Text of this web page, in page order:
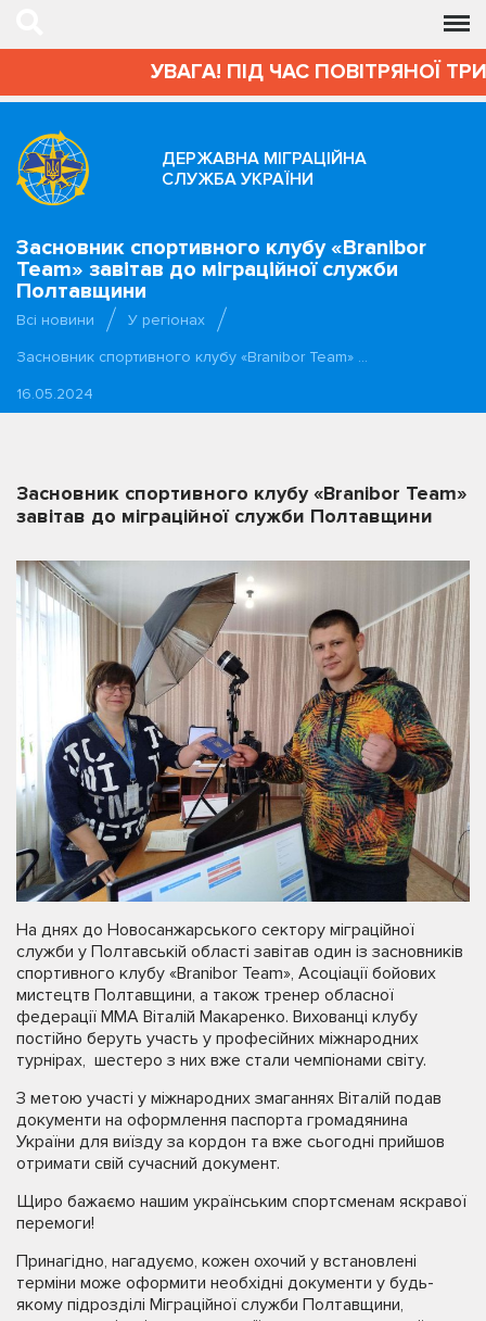
УВАГА! ПІД ЧАС ПОВІТРЯНОЇ
ДЕРЖАВНА МІГРАЦІЙНА
СЛУЖБА УКРАЇНИ
Засновник спортивного клубу «Branibor
Team» завітав до міграційної служби
Полтавщини
Всі новини
У регіонах
Засновник спортивного клубу «Branibor Team» …
16.05.2024
Засновник спортивного клубу «Branibor Team»
завітав до міграційної служби Полтавщини
На днях до Новосанжарського сектору міграційної
служби у Полтавській області завітав один із засновників
спортивного клубу «Branibor Team», Асоціації бойових
мистецтв Полтавщини, а також тренер обласної
федерації ММА Віталій Макаренко. Вихованці клубу
постійно беруть участь у професійних міжнародних
турнірах, шестеро з них вже стали чемпіонами світу.
З метою участі у міжнародних змаганнях Віталій подав
документи на оформлення паспорта громадянина
України для виїзду за кордон та вже сьогодні прийшов
отримати свій сучасний документ.
Щиро бажаємо нашим українським спортсменам яскравої
перемоги!
Принагідно, нагадуємо, кожен охочий у встановлені
терміни може оформити необхідні документи у будь-
якому підрозділі Міграційної служби Полтавщини,